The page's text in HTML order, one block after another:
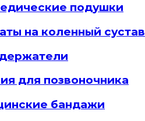
подушки
на коленный сустав
для позвоночника
бандажи